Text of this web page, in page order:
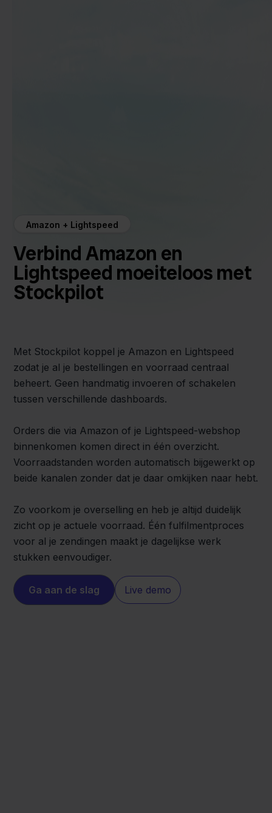
Amazon + Lightspeed
Verbind Amazon en
Lightspeed moeiteloos met
Stockpilot
Met Stockpilot koppel je Amazon en Lightspeed
zodat je al je bestellingen en voorraad centraal
beheert. Geen handmatig invoeren of schakelen
tussen verschillende dashboards.
Orders die via Amazon of je Lightspeed-webshop
binnenkomen komen direct in één overzicht.
Voorraadstanden worden automatisch bijgewerkt op
beide kanalen zonder dat je daar omkijken naar hebt.
Zo voorkom je overselling en heb je altijd duidelijk
zicht op je actuele voorraad. Één fulfilmentproces
voor al je zendingen maakt je dagelijkse werk
stukken eenvoudiger.
Ga aan de slag Live demo